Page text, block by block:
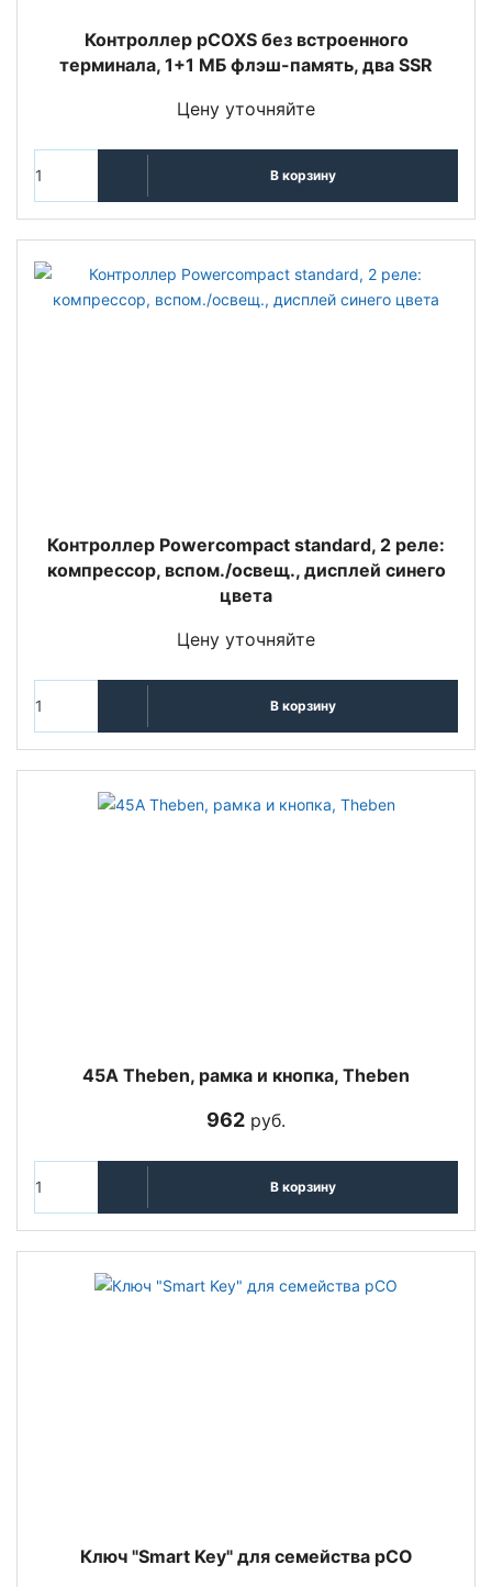
Контроллер pCOXS без встроенного
терминала, 1+1 МБ флэш-память, два SSR
Цену уточняйте
В корзину
Контроллер Powercompact standard, 2 реле:
компрессор, вспом./освещ., дисплей синего
цвета
Цену уточняйте
В корзину
45A Theben, рамка и кнопка, Theben
962 руб.
В корзину
Ключ "Smart Key" для семейства pCO